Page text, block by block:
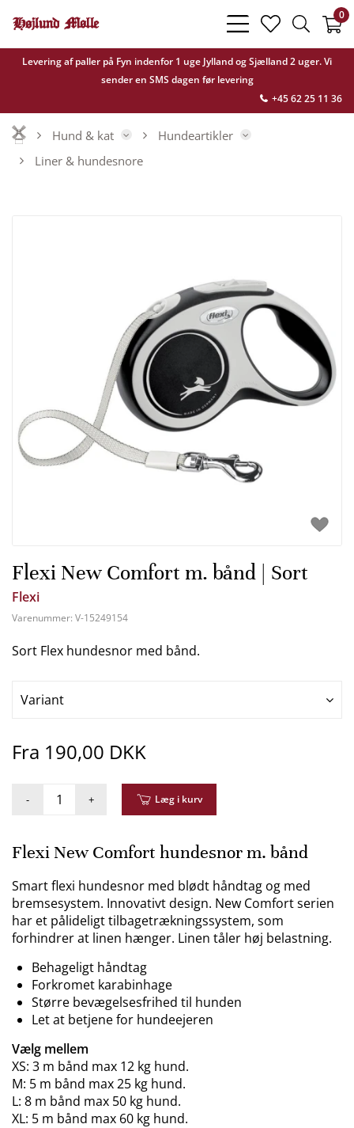
Levering af paller på Fyn indenfor 1 uge Jylland og Sjælland 2 uger. Vi
sender en SMS dagen før levering
+45 62 25 11 36
bars
light
heart
light
search
light
0
Hund & kat
Hundeartikler
Liner & hundesnore
Flexi New Comfort m. bånd | Sort
Flexi
Varenummer: V-15249154
Sort Flex hundesnor med bånd.
Variant
Fra 190,00 DKK
- + Læg i kurv
Flexi New Comfort hundesnor m. bånd
Smart flexi hundesnor med blødt håndtag og med
bremsesystem. Innovativt design. New Comfort serien
har et pålideligt tilbagetrækningssystem, som
forhindrer at linen hænger. Linen tåler høj belastning.
Behageligt håndtag
Forkromet karabinhage
Større bevægelsesfrihed til hunden
Let at betjene for hundeejeren
Vælg mellem
XS: 3 m bånd max 12 kg hund.
M: 5 m bånd max 25 kg hund.
L: 8 m bånd max 50 kg hund.
XL: 5 m bånd max 60 kg hund.